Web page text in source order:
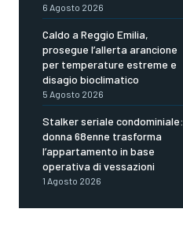
6 Agosto 2026
Caldo a Reggio Emilia,
prosegue l’allerta arancione
per temperature estreme e
disagio bioclimatico
5 Agosto 2026
Stalker seriale condominiale:
donna 68enne trasforma
l’appartamento in base
operativa di vessazioni
1 Agosto 2026